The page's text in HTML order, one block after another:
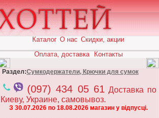
Каталог О нас Скидки, акции
Оплата, доставка
Контакты
Раздел:Сумкодержатели, Крючки для сумок
(097) 434 05 61 Доставка по
Киеву, Украине, самовывоз.
З 30.07.2026 по 18.08.2026 магазин у відпусці.